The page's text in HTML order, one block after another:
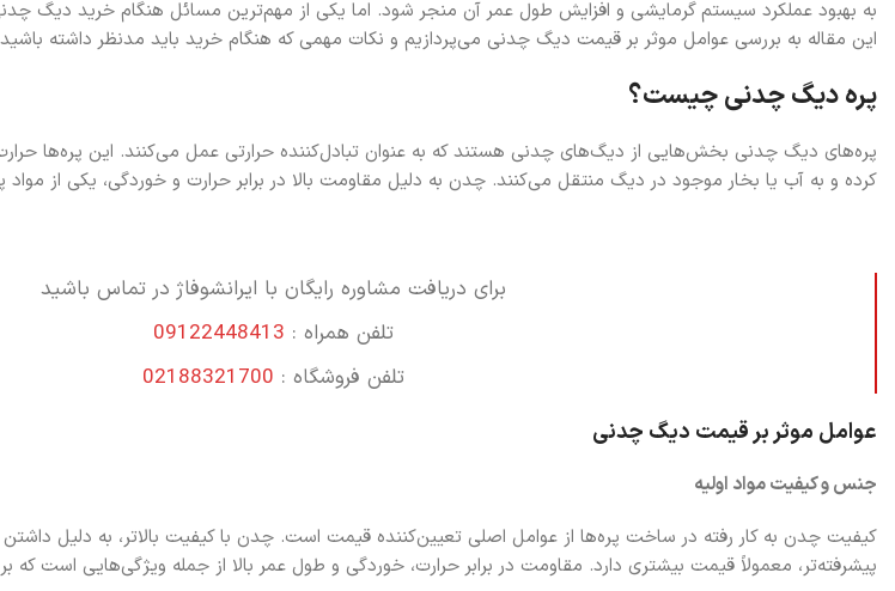
به بهبود عملکرد سیستم گرمایشی و افزایش طول عمر آن منجر شود. اما یکی از مهم‌ترین مسائل هنگام خرید دیگ
این مقاله به بررسی عوامل موثر بر قیمت دیگ چدنی می‌پردازیم و نکات مهمی که هنگام خرید باید مدنظر داشته باشید
پره دیگ چدنی چیست؟
پره‌های دیگ چدنی بخش‌هایی از دیگ‌های چدنی هستند که به عنوان تبادل‌کننده حرارتی عمل می‌کنند. این پره‌ها
کرده و به آب یا بخار موجود در دیگ منتقل می‌کنند. چدن به دلیل مقاومت بالا در برابر حرارت و خوردگی، یکی از مواد
برای دریافت مشاوره رایگان با ایرانشوفاژ در تماس باشید
تلفن همراه : 09122448413
تلفن فروشگاه : 02188321700
عوامل موثر بر قیمت دیگ چدنی
جنس و کیفیت مواد اولیه
کیفیت چدن به کار رفته در ساخت پره‌ها از عوامل اصلی تعیین‌کننده قیمت است. چدن با کیفیت بالاتر، به دلیل داشتن
پیشرفته‌تر، معمولاً قیمت بیشتری دارد. مقاومت در برابر حرارت، خوردگی و طول عمر بالا از جمله ویژگی‌هایی است که